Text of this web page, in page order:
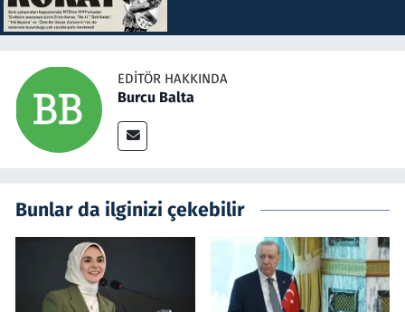
EDITÖR HAKKINDA
Burcu Balta
Bunlar da ilginizi çekebilir